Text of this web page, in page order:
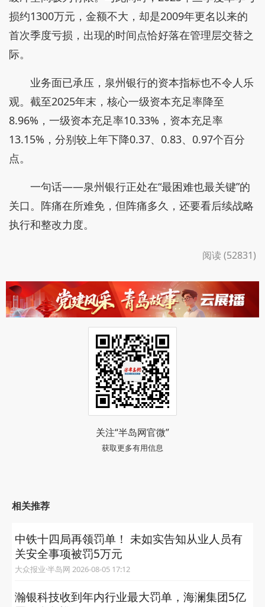
损约1300万元，金额不大，却是2009年更名以来的
首次季度亏损，出现的时间点恰好落在管理层交替之
际。
业务面已承压，泉州银行的资本指标也不令人乐
观。截至2025年末，核心一级资本充足率降至
8.96%，一级资本充足率10.33%，资本充足率
13.15%，分别较上年下降0.37、0.83、0.97个百分
点。
一句话——泉州银行正处在“最困难也最关键”的
关口。阵痛在所难免，但阵痛多久，还要看后续战略
执行和整改力度。
阅读 (52831)
关注“半岛网官微”
获取更多有用信息
相关推荐
中铁十四局再领罚单！ 未如实告知从业人员有
关安全事项被罚5万元
大众报业·半岛网 2026-08-05 17:12
瀚银科技收到年内行业最大罚单，海澜集团5亿